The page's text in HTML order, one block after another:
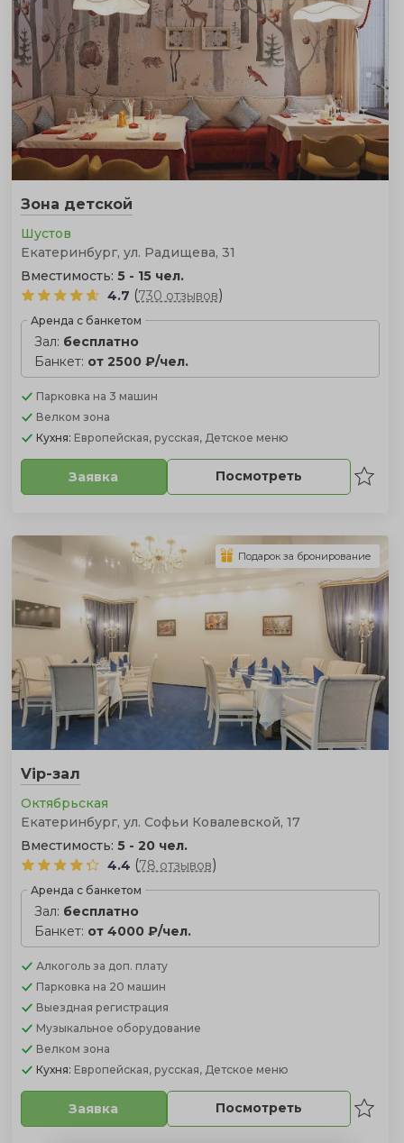
Зона детской
Шустов
Екатеринбург, ул. Радищева, 31
Вместимость: 5 - 15 чел.
4.7 (730 отзывов)
Аренда с банкетом
Зал: бесплатно
Банкет: от 2500 ₽/чел.
Парковка на 3 машин
Велком зона
Кухня: Европейская, русская, Детское меню
Заявка Посмотреть
Vip-зал
Октябрьская
Екатеринбург, ул. Софьи Ковалевской, 17
Вместимость: 5 - 20 чел.
4.4 (78 отзывов)
Аренда с банкетом
Зал: бесплатно
Банкет: от 4000 ₽/чел.
Алкоголь за доп. плату
Парковка на 20 машин
Выездная регистрация
Музыкальное оборудование
Велком зона
Кухня: Европейская, русская, Детское меню
Заявка Посмотреть
Подарок за бронирование